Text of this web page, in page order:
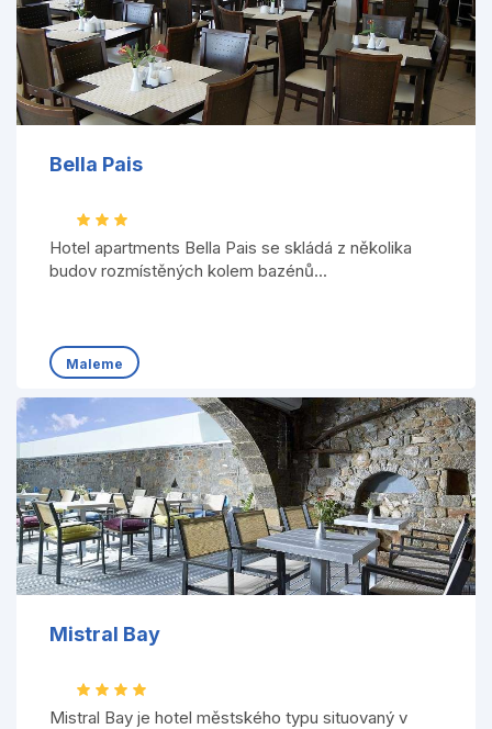
Bella Pais
Hotel apartments Bella Pais se skládá z několika
budov rozmístěných kolem bazénů...
Maleme
Mistral Bay
Mistral Bay je hotel městského typu situovaný v